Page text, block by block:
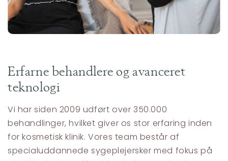
Erfarne behandlere og avanceret
teknologi
Vi har siden 2009 udført over 350.000
behandlinger, hvilket giver os stor erfaring inden
for kosmetisk klinik. Vores team består af
specialuddannede sygeplejersker med fokus på